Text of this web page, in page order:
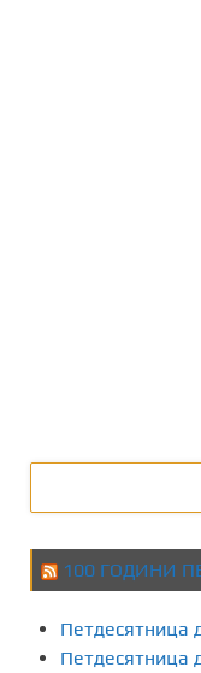
100 ГОДИНИ
Петдесятница
Петдесятница